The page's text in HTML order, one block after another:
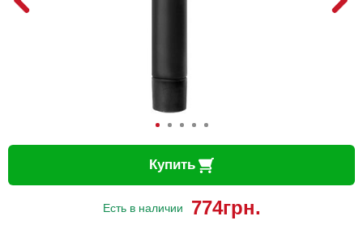
Купить
Есть в наличии 774грн.